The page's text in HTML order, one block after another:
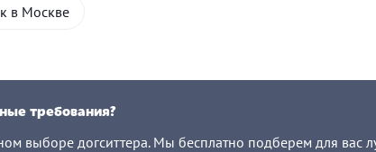
в Москве
требования?
выборе догситтера. Мы бесплатно подберем для вас